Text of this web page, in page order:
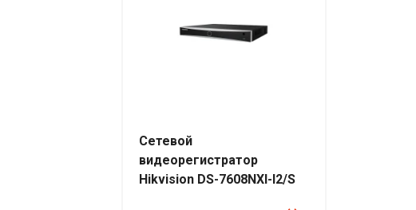
Сетевой
видеорегистратор
Hikvision DS-7608NXI-I2/S